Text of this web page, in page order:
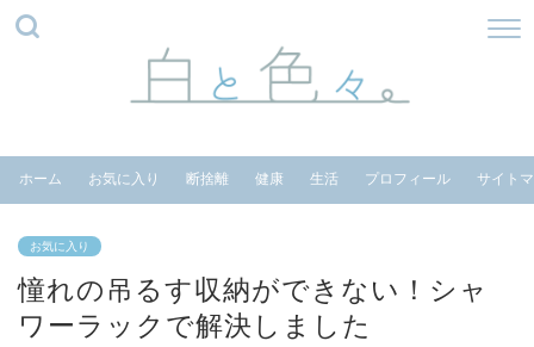
ホーム お気に入り 断捨離 健康 生活 プロフィール サイト
お気に入り
憧れの吊るす収納ができない！シャ
ワーラックで解決しました